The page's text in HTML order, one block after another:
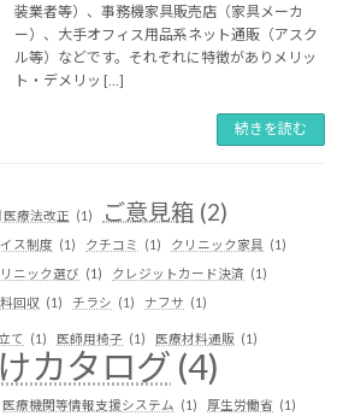
装業者等）、事務機家具販売店（家具メーカ
ー）、大手オフィス用品系ネット通販（アスク
ル等）などです。それぞれに特徴がありメリッ
ト・デメリッ […]
続きを読む
医療法改正 (1) ご意見箱 (2)
ス制度 (1) クチコミ (1) クリニック家具 (1)
ニック選び (1) クレジットカード決済 (1)
回収 (1) チラシ (1) ナフサ (1)
て (1) 医師用椅子 (1) 医療材料通販 (1)
カタログ (4)
医療機関等情報支援システム (1) 厚生労働省 (1)